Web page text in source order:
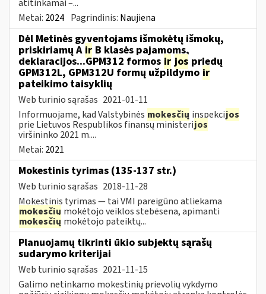
atitinkamai –...
Metai: 2024 Pagrindinis: Naujiena
Dėl Metinės gyventojams išmokėtų išmokų,
priskiriamų A ir B klasės pajamoms,
deklaracijos...GPM312 formos ir jos priedų
GPM312L, GPM312U formų užpildymo ir
pateikimo taisyklių
Web turinio sąrašas 2021-01-11
Informuojame, kad Valstybinės mokesčių inspekcijos
prie Lietuvos Respublikos finansų ministerijos
viršininko 2021 m....
Metai: 2021
Mokestinis tyrimas (135-137 str.)
Web turinio sąrašas 2018-11-28
Mokestinis tyrimas — tai VMI pareigūno atliekama
mokesčių mokėtojo veiklos stebėsena, apimanti
mokesčių mokėtojo pateiktų...
Planuojamų tikrinti ūkio subjektų sąrašų
sudarymo kriterijai
Web turinio sąrašas 2021-11-15
Galimo netinkamo mokestinių prievolių vykdymo